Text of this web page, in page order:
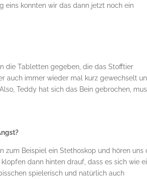
eins konnten wir das dann jetzt noch ein
die Tabletten gegeben, die das Stofftier
auch immer wieder mal kurz gewechselt
Teddy hat sich das Bein gebrochen,
zum Beispiel ein Stethoskop und hören uns
dann hinten drauf, dass es sich wie
spielerisch und natürlich auch